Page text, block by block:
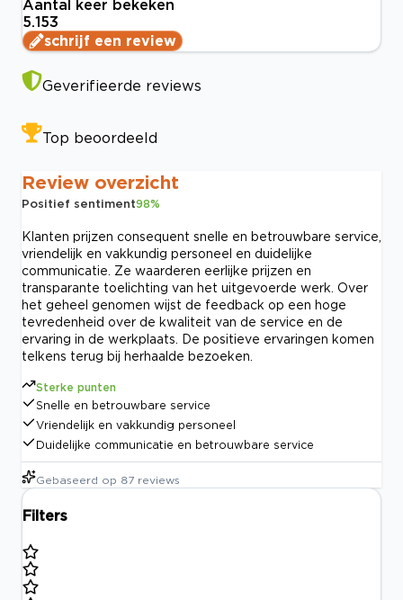
Aantal keer bekeken
5.153
schrijf een review
Geverifieerde reviews
Top beoordeeld
Review overzicht
Positief sentiment98%
Klanten prijzen consequent snelle en betrouwbare service,
vriendelijk en vakkundig personeel en duidelijke
communicatie. Ze waarderen eerlijke prijzen en
transparante toelichting van het uitgevoerde werk. Over
het geheel genomen wijst de feedback op een hoge
tevredenheid over de kwaliteit van de service en de
ervaring in de werkplaats. De positieve ervaringen komen
telkens terug bij herhaalde bezoeken.
Sterke punten
Snelle en betrouwbare service
Vriendelijk en vakkundig personeel
Duidelijke communicatie en betrouwbare service
Gebaseerd op 87 reviews
Filters